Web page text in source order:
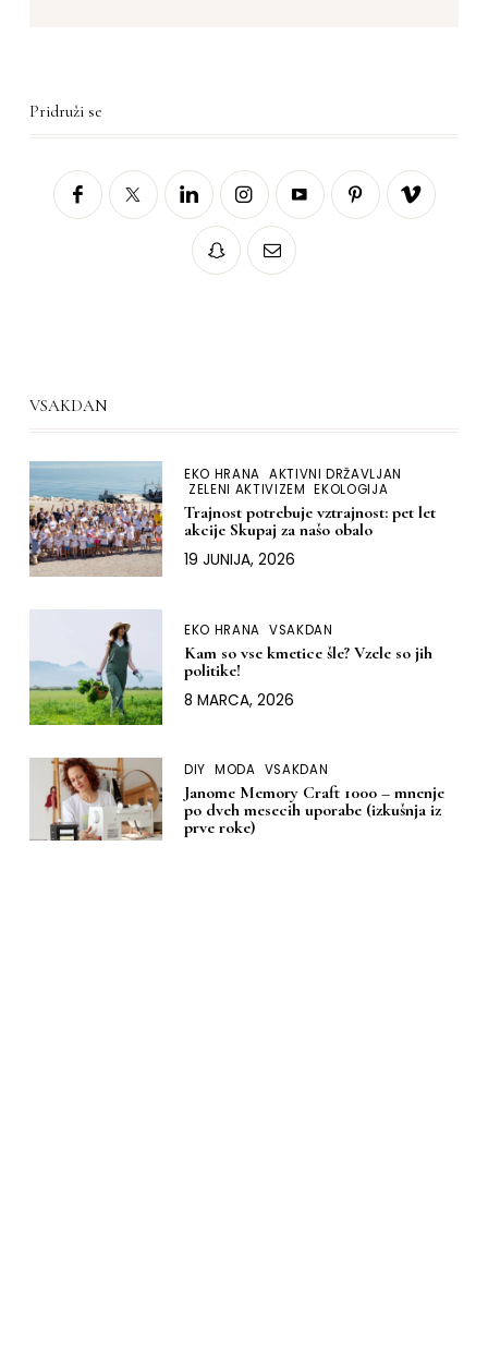
Pridruži se
VSAKDAN
EKO HRANA AKTIVNI DRŽAVLJAN
ZELENI AKTIVIZEM EKOLOGIJA
Trajnost potrebuje vztrajnost: pet let
akcije Skupaj za našo obalo
19 JUNIJA, 2026
EKO HRANA VSAKDAN
Kam so vse kmetice šle? Vzele so jih
politike!
8 MARCA, 2026
DIY MODA VSAKDAN
Janome Memory Craft 1000 – mnenje
po dveh mesecih uporabe (izkušnja iz
prve roke)